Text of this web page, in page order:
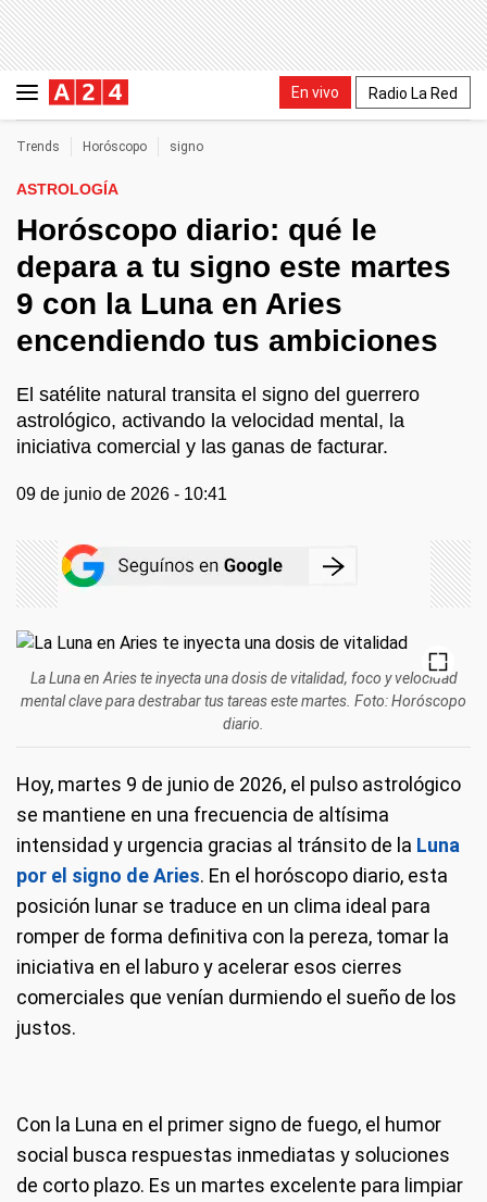
En vivo Radio La Red
Trends Horóscopo signo
ASTROLOGÍA
Horóscopo diario: qué le
depara a tu signo este martes
9 con la Luna en Aries
encendiendo tus ambiciones
El satélite natural transita el signo del guerrero
astrológico, activando la velocidad mental, la
iniciativa comercial y las ganas de facturar.
09 de junio de 2026 - 10:41
La Luna en Aries te inyecta una dosis de vitalidad, foco y velocidad
mental clave para destrabar tus tareas este martes. Foto: Horóscopo
diario.
Hoy, martes 9 de junio de 2026, el pulso astrológico
se mantiene en una frecuencia de altísima
intensidad y urgencia gracias al tránsito de la Luna
por el signo de Aries. En el horóscopo diario, esta
posición lunar se traduce en un clima ideal para
romper de forma definitiva con la pereza, tomar la
iniciativa en el laburo y acelerar esos cierres
comerciales que venían durmiendo el sueño de los
justos.
Con la Luna en el primer signo de fuego, el humor
social busca respuestas inmediatas y soluciones
de corto plazo. Es un martes excelente para limpiar